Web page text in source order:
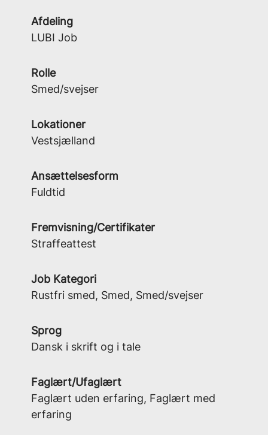
Afdeling
LUBI Job
Rolle
Smed/svejser
Lokationer
Vestsjælland
Ansættelsesform
Fuldtid
Fremvisning/Certifikater
Straffeattest
Job Kategori
Rustfri smed, Smed, Smed/svejser
Sprog
Dansk i skrift og i tale
Faglært/Ufaglært
Faglært uden erfaring, Faglært med
erfaring